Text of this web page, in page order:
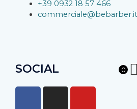
+39 0932 18 57 466
commerciale@bebarber.it
SOCIAL 0